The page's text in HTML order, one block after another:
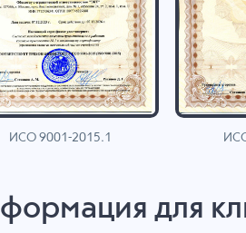
ИСО 9001-2015.1
для